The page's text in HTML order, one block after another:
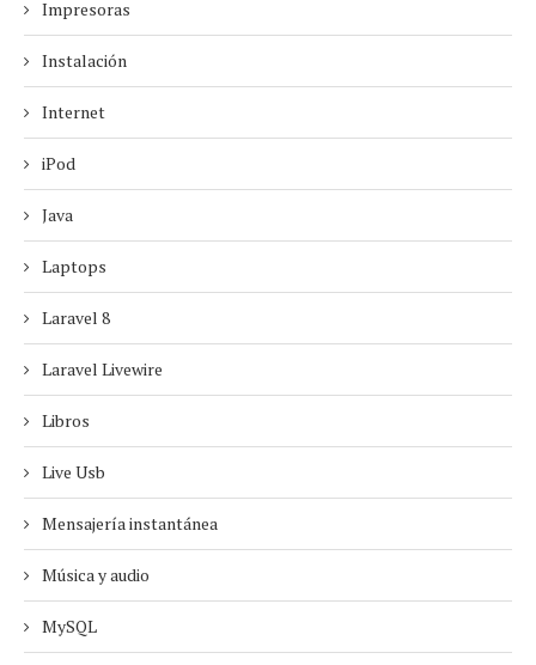
Impresoras
Instalación
Internet
iPod
Java
Laptops
Laravel 8
Laravel Livewire
Libros
Live Usb
Mensajería instantánea
Música y audio
MySQL